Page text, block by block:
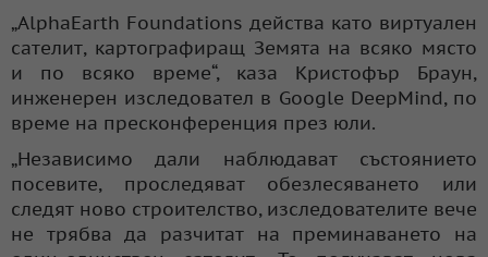
„AlphaEarth Foundations действа като виртуален
сателит, картографиращ Земята на всяко място
и по всяко време“, каза Кристофър Браун,
инженерен изследовател в Google DeepMind, по
време на пресконференция през юли.
„Независимо дали наблюдават състоянието
посевите, проследяват обезлесяването или
следят ново строителство, изследователите вече
не трябва да разчитат на преминаването на